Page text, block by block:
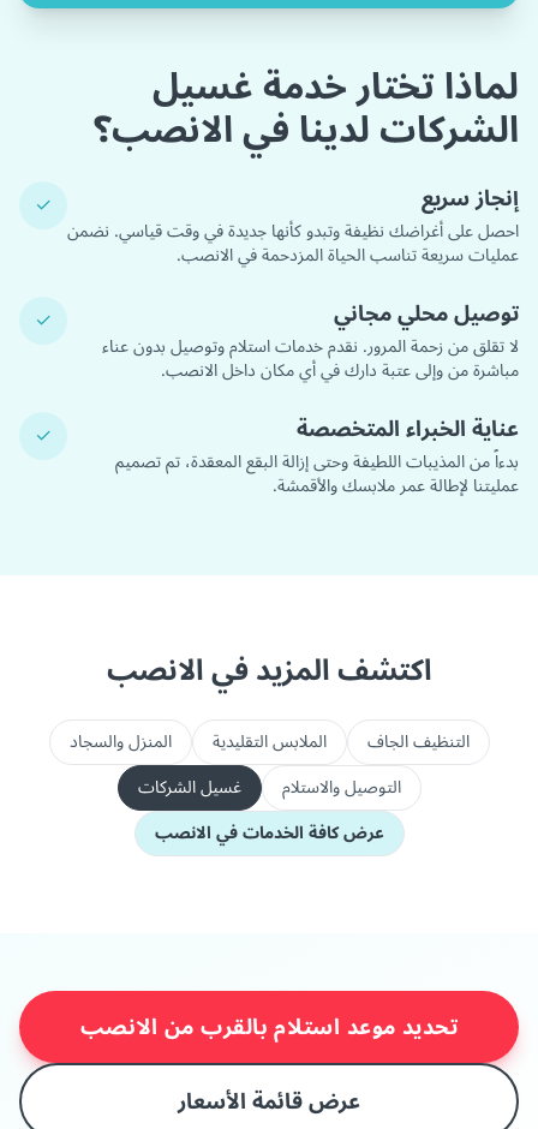
لماذا تختار خدمة غسيل
الشركات لدينا في الانصب؟
✓ إنجاز سريع
احصل على أغراضك نظيفة وتبدو كأنها جديدة في وقت قياسي. نضمن
عمليات سريعة تناسب الحياة المزدحمة في الانصب.
✓ توصيل محلي مجاني
لا تقلق من زحمة المرور. نقدم خدمات استلام وتوصيل بدون عناء
مباشرة من وإلى عتبة دارك في أي مكان داخل الانصب.
✓ عناية الخبراء المتخصصة
بدءاً من المذيبات اللطيفة وحتى إزالة البقع المعقدة، تم تصميم
عمليتنا لإطالة عمر ملابسك والأقمشة.
اكتشف المزيد في الانصب
التنظيف الجاف الملابس التقليدية
المنزل والسجاد
التوصيل والاستلام
غسيل الشركات
عرض كافة الخدمات في الانصب
تحديد موعد استلام بالقرب من الانصب
عرض قائمة الأسعار